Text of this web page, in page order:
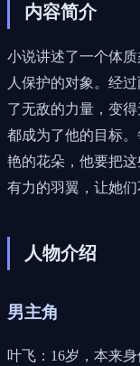
内容简介
小说讲述了一个体
人保护的对象。经
了无敌的力量，变
都成为了他的目标
艳的花朵，他要把
有力的羽翼，让她们
人物介绍
男主角
叶飞：16岁，本来